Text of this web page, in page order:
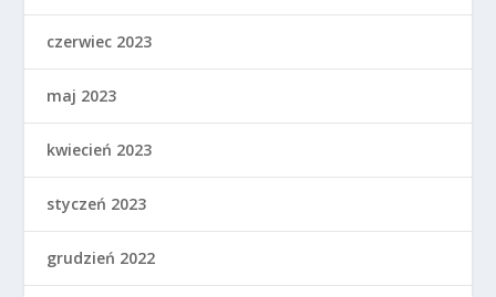
czerwiec 2023
maj 2023
kwiecień 2023
styczeń 2023
grudzień 2022